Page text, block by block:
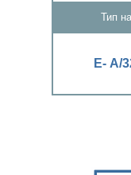
Тип
Е- А/